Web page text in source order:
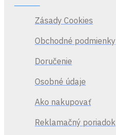
Zásady Cookies
Obchodné podmienky
Doručenie
Osobné údaje
Ako nakupovať
Reklamačný poriadok